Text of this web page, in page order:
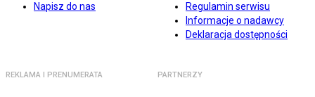
Napisz do nas
Regulamin serwisu
Informacje o nadawcy
Deklaracja dostępności
REKLAMA I PRENUMERATA PARTNERZY